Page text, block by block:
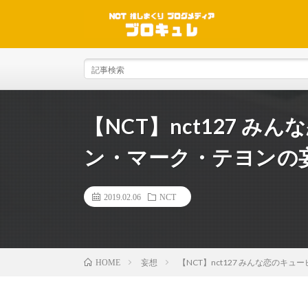
【NCT】nct127 みん
ン・マーク・テヨンの
2019.02.06 NCT
HOME 妄想 【NCT】nct127 みんな恋のキュ